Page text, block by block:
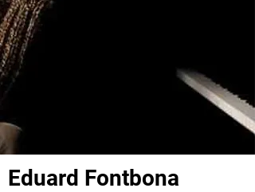
Eduard Fontbona